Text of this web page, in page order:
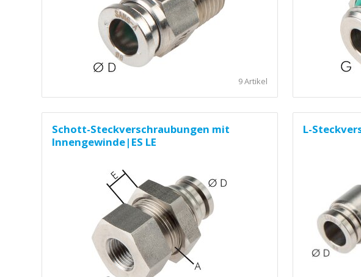
9 Artikel
Schott-Steckverschraubungen mit
Innengewinde|ES LE
L-